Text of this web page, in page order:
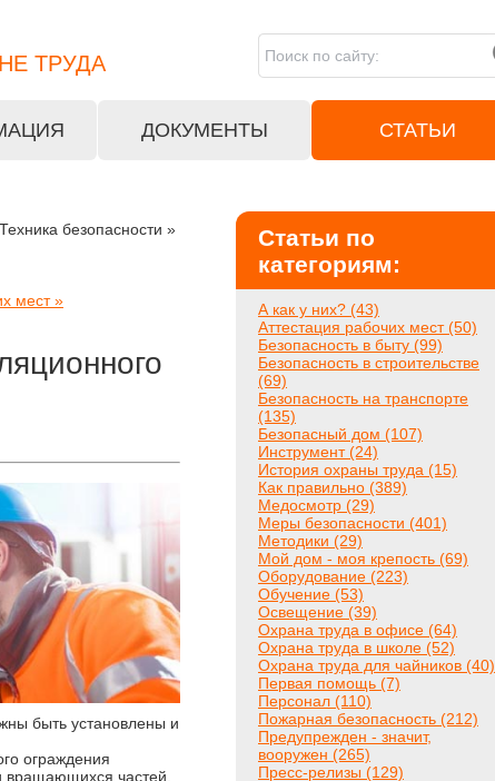
ТРУДА
ДОКУМЕНТЫ СТАТЬИ
безопасности »
мест »
быть установлены и
ограждения
вращающихся частей.
Статьи по
категориям:
А как у них? (43)
Аттестация рабочих мест (50)
Безопасность в быту (99)
Безопасность в строительстве
(69)
Безопасность на транспорте
(135)
Безопасный дом (107)
Инструмент (24)
История охраны труда (15)
Как правильно (389)
Медосмотр (29)
Меры безопасности (401)
Методики (29)
Мой дом - моя крепость (69)
Оборудование (223)
Обучение (53)
Освещение (39)
Охрана труда в офисе (64)
Охрана труда в школе (52)
Охрана труда для чайников (40)
Первая помощь (7)
Персонал (110)
Пожарная безопасность (212)
Предупрежден - значит,
вооружен (265)
Пресс-релизы (129)